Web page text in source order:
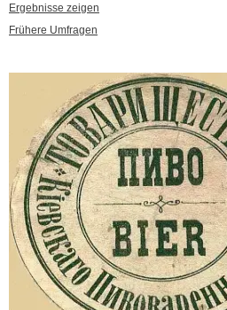
Ergebnisse zeigen
Frühere Umfragen